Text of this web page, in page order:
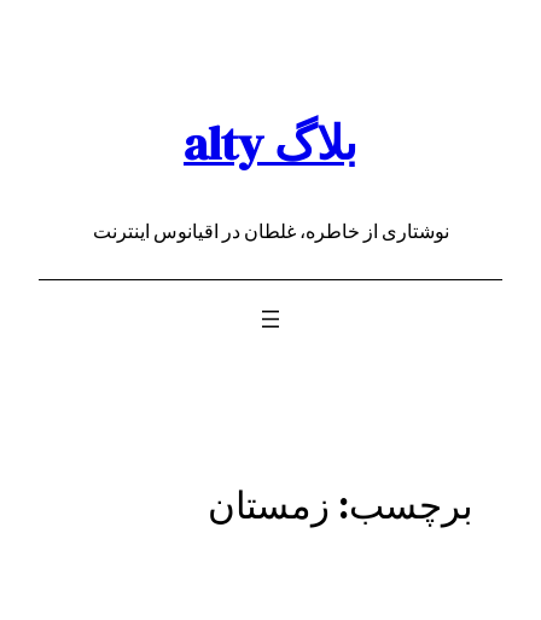
بلاگ alty
نوشتاری از خاطره، غلطان در اقیانوس اینترنت
برچسب: زمستان